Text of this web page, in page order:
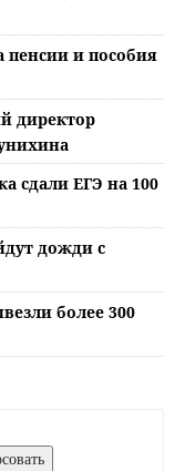
пенсии и пособия
директор
сдали ЕГЭ на 100
дожди с
более 300